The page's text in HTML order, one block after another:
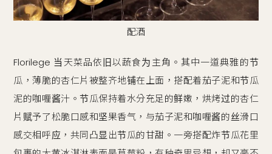
配酒
Florilege 当天菜品依旧以蔬食为主角。其中一道典雅的节
瓜，薄脆的杏仁片被整齐地铺在上面，搭配着茄子泥和节瓜
泥的咖喱酱汁。节瓜保持着水分充足的鲜嫩，烘烤过的杏仁
片赋予了松脆口感和坚果香气，与茄子泥和咖喱酱的丝滑口
感交相呼应，共同凸显出节瓜的甘甜。一旁搭配炸节瓜花里